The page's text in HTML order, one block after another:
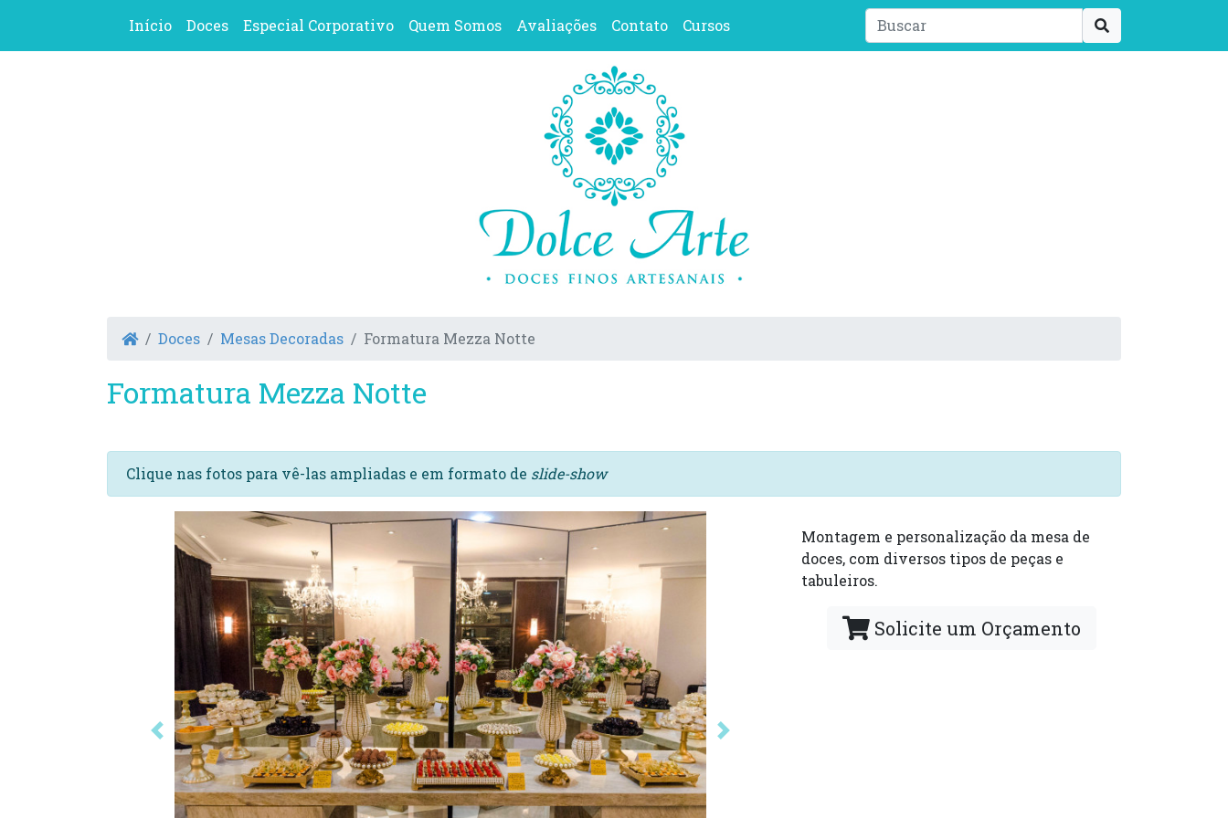
Início Doces Especial Corporativo Quem Somos Avaliações Contato Cursos
Doces Mesas Decoradas Formatura Mezza Notte
Formatura Mezza Notte
Clique nas fotos para vê-las ampliadas e em formato de slide-show
Anterior Próxima
Montagem e personalização da mesa de
doces, com diversos tipos de peças e
tabuleiros.
Solicite um Orçamento